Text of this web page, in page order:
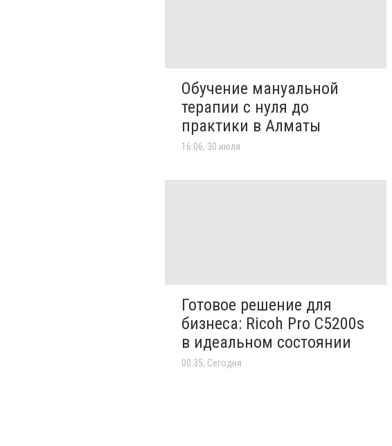
Обучение мануальной
терапии с нуля до
практики в Алматы
16:06, 30 июля
Готовое решение для
бизнеса: Ricoh Pro C5200s
в идеальном состоянии
00:35, Сегодня